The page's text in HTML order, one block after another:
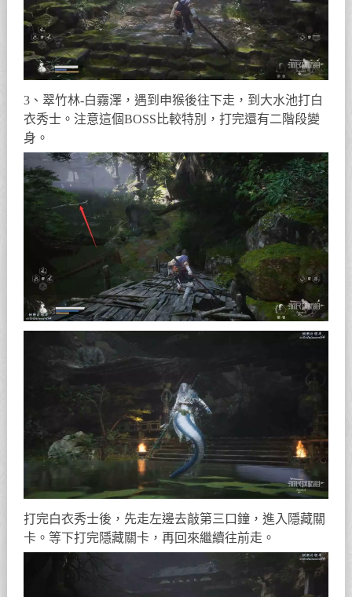
3、翠竹林-白霧澤，遇到申猴後往下走，到大水池打白
衣秀士。注意這個BOSS比較特別，打完還有二階段變
身。
打完白衣秀士後，先走左邊去敲第三口鐘，進入隱藏關
卡。等下打完隱藏關卡，再回來繼續往前走。